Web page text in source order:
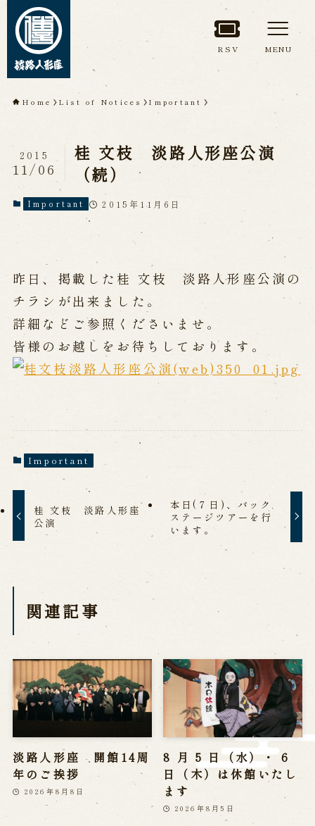
TOP
About Awaji
Ningyoza(Awaji Puppet
Theater)
About ’Awaji Ningyoza'
Living National Treasure, the late
Master Tsuruzawa Tomoji
Origin of the Awaji Ningyoza
People trained at the Awaji
Ningyoza
Performances info
Performance Calendar
Upcoming Performances
Touring show
Touring show
School Visit
海外旅行客向け特別公演「くにうみ」
History
Awaji Island and the Myth of the
Birth of the Nation
History of Awaji Ningyo Joruri
Awaji Ningyo Joruri's original
performance
Awaji Ningyo Joruri (Puppet
Theater) Spreading
Traditional Performing Arts in
Usage Info
Opening Dates and Admission
Indoor Introduction
RSV MENU
Home List of Notices Important
桂 文枝 淡路人形座公演
（続）
2015
11/06
Important 2015年11月6日
昨日、掲載した桂 文枝 淡路人形座公演の
チラシが出来ました。
詳細などご参照くださいませ。
皆様のお越しをお待ちしております。
Important
桂 文枝 淡路人形座
公演
本日(７日)、バック
ステージツアーを行
います。
関連記事
淡路人形座 開館14周
年のご挨拶
2026年8月8日
8 月 5 日（水）・ 6
日（木）は休館いたし
ます
2026年8月5日